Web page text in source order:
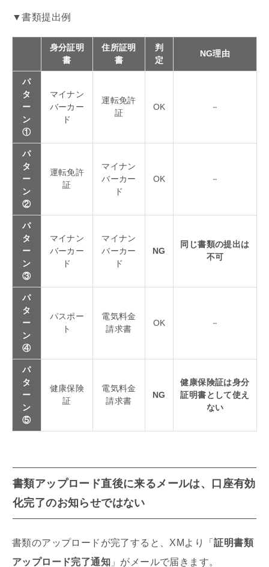
▼書類提出例
身分証明
書
住所証明
書
判
定
NG理由
パ
タ
ー
ン
①
マイナン
バーカー
ド
運転免許
証
OK －
パ
タ
ー
ン
②
運転免許
証
マイナン
バーカー
ド
OK －
パ
タ
ー
ン
③
マイナン
バーカー
ド
マイナン
バーカー
ド
NG
同じ書類の提出は
不可
パ
タ
ー
ン
④
パスポー
ト
電気料金
請求書
OK －
パ
タ
ー
ン
⑤
健康保険
証
電気料金
請求書
NG
健康保険証は身分
証明書として使え
ない
書類アップロード直後に来るメールは、口座有効
化完了のお知らせではない
書類のアップロードが完了すると、XMより「証明書類
アップロード完了通知 」がメールで届きます。